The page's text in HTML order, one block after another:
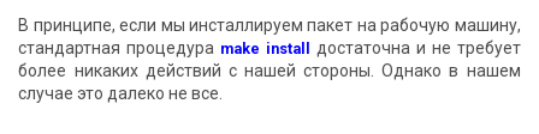
В принципе, если мы инсталлируем пакет на рабочую машину,
стандартная процедура make install
достаточна и не требует
более никаких действий с нашей стороны. Однако в нашем
случае это далеко не все.